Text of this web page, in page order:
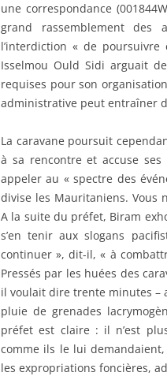
une correspondance
grand rassemblement des
l’interdiction « de
Isselmou Ould Sidi arguait
requises pour son
administrative peut entraîner
La caravane poursuit
à sa rencontre et accuse
appeler au « spectre des
divise les Mauritaniens. Vous
A la suite du préfet, Biram
s’en tenir aux slogans
continuer », dit-il, « à
Pressés par les huées des
il voulait dire trente minutes –
pluie de grenades
préfet est claire : il n’est
comme ils le lui
les expropriations foncières,